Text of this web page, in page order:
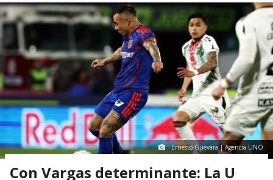
Domingo 09 Agosto, 2026 | 21:56
Seguimos criterios de
Ética y transparencia de BBCL
4407
visitas